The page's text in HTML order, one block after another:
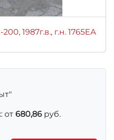
1987г.в., г.н. 1765ЕА
от 680,86 руб.